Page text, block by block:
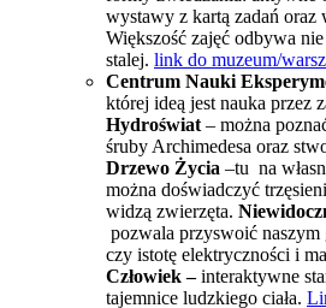
wystawy z kartą zadań oraz
Większość zajęć odbywa
stalej. link do muzeum/
Centrum Nauki
której ideą jest nauka przez
Hydroświat – można
śruby Archimedesa oraz
Drzewo Życia –tu na
można doświadczyć
widzą zwierzęta.
pozwala przyswoić
czy istotę elektryczności i
Człowiek –interaktywne
tajemnice ludzkiego ciała.